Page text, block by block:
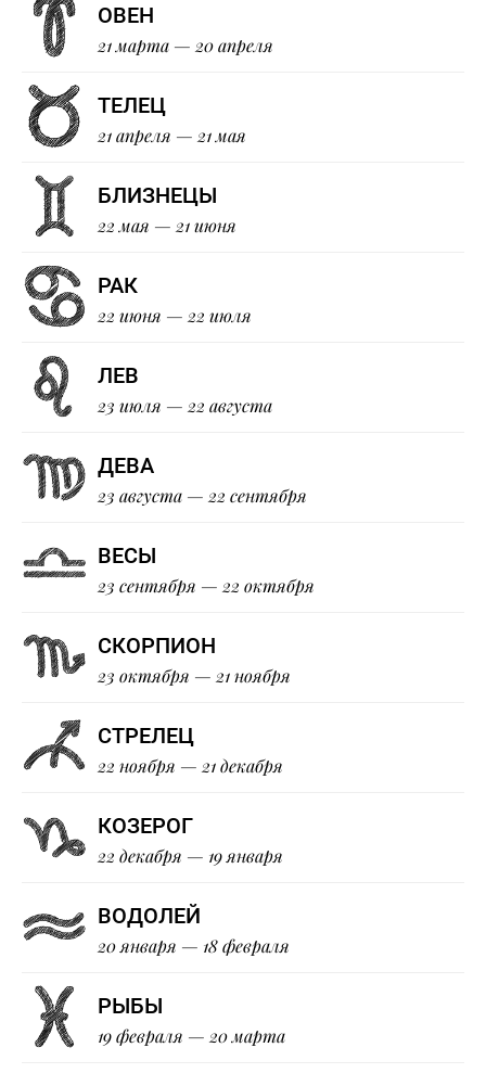
ОВЕН
21 марта — 20 апреля
ТЕЛЕЦ
21 апреля — 21 мая
БЛИЗНЕЦЫ
22 мая — 21 июня
РАК
22 июня — 22 июля
ЛЕВ
23 июля — 22 августа
ДЕВА
23 августа — 22 сентября
ВЕСЫ
23 сентября — 22 октября
СКОРПИОН
23 октября — 21 ноября
СТРЕЛЕЦ
22 ноября — 21 декабря
КОЗЕРОГ
22 декабря — 19 января
ВОДОЛЕЙ
20 января — 18 февраля
РЫБЫ
19 февраля — 20 марта